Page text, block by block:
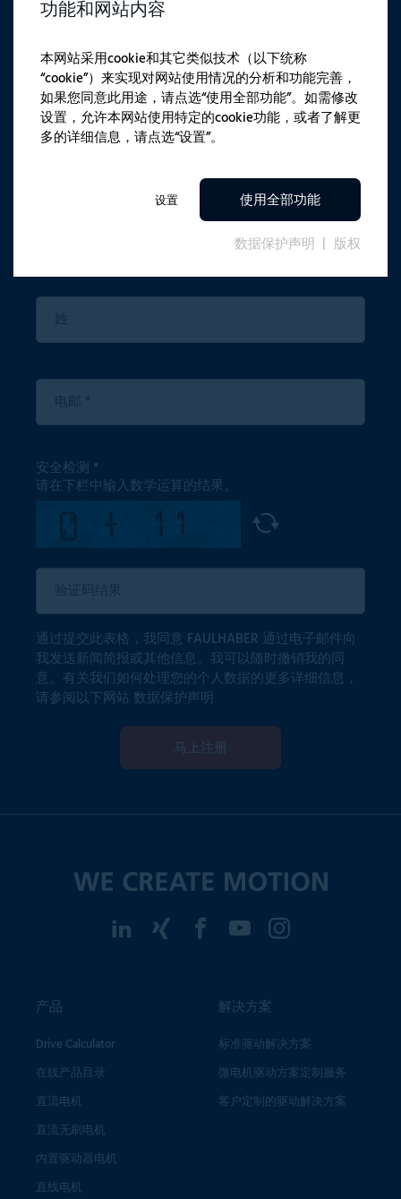
最新产品新闻
鼓舞人心的案例分析
安全检测
请在下栏中输入数学运算的结果。
通过提交此表格，我同意 FAULHABER 通过电子邮件向
我发送新闻简报或其他信息。我可以随时撤销我的同
意。有关我们如何处理您的个人数据的更多详细信息，
请参阅以下网站 数据保护声明
马上注册
产品
Drive Calculator
在线产品目录
直流电机
直流无刷电机
内置驱动器电机
直线电机
解决方案
标准驱动解决方案
微电机驱动方案定制服务
客户定制的驱动解决方案
功能和网站内容
本网站采用cookie和其它类似技术（以下统称
“cookie”）来实现对网站使用情况的分析和功能完善，
如果您同意此用途，请点选“使用全部功能”。如需修改
设置，允许本网站使用特定的cookie功能，或者了解更
多的详细信息，请点选“设置”。
设置 使用全部功能
数据保护声明 版权